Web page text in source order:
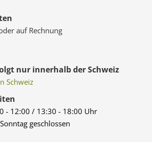
auf Rechnung
nur innerhalb der Schweiz
Schweiz
- 12:00 / 13:30 - 18:00 Uhr
geschlossen